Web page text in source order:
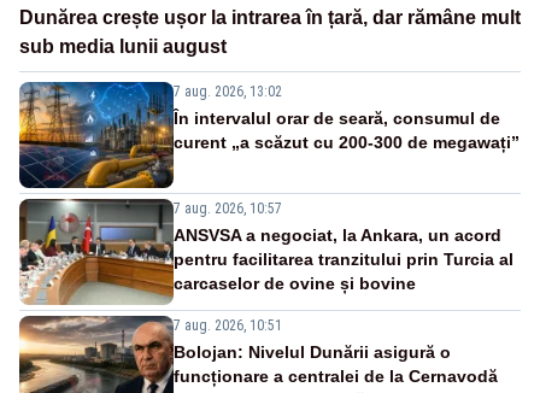
Dunărea crește ușor la intrarea în țară, dar rămâne mult
sub media lunii august
7 aug. 2026, 13:02
În intervalul orar de seară, consumul de
curent „a scăzut cu 200-300 de megawați”
7 aug. 2026, 10:57
ANSVSA a negociat, la Ankara, un acord
pentru facilitarea tranzitului prin Turcia al
carcaselor de ovine și bovine
7 aug. 2026, 10:51
Bolojan: Nivelul Dunării asigură o
funcționare a centralei de la Cernavodă